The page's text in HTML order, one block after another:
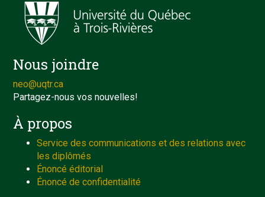
Nous joindre
neo@uqtr.ca
Partagez-nous vos nouvelles!
À propos
Service des communications et des relations avec
les diplômés
Énoncé éditorial
Énoncé de confidentialité